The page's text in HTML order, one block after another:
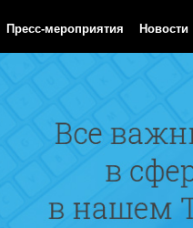
Пресс-мероприятия Новости